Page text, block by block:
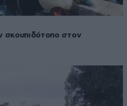
σκουπιδότοπο στον